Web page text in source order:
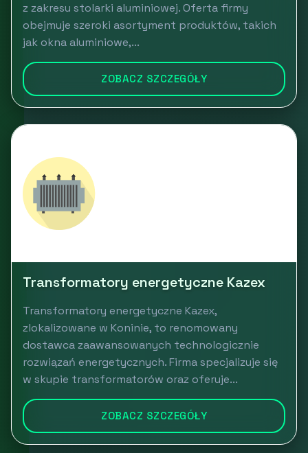
z zakresu stolarki aluminiowej. Oferta firmy
obejmuje szeroki asortyment produktów, takich
jak okna aluminiowe,...
ZOBACZ SZCZEGÓŁY
Transformatory energetyczne Kazex
Transformatory energetyczne Kazex,
zlokalizowane w Koninie, to renomowany
dostawca zaawansowanych technologicznie
rozwiązań energetycznych. Firma specjalizuje się
w skupie transformatorów oraz oferuje...
ZOBACZ SZCZEGÓŁY